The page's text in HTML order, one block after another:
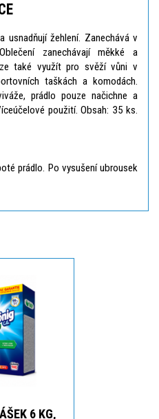
usnadňují žehlení. Zanechává v
zanechávají měkké a
také využít pro svěží vůni v
taškách a komodách.
prádlo pouze načichne a
použití. Obsah: 35 ks.
prádlo. Po vysušení ubrousek
6 KG,